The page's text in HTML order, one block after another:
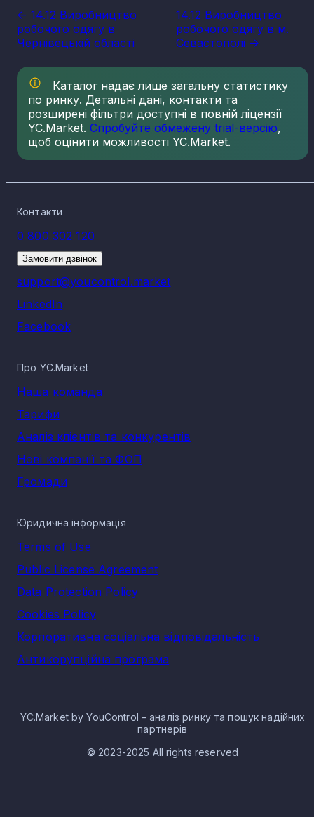
<- 14.12 Виробництво
робочого одягу в
Чернівецькій області
14.12 Виробництво
робочого одягу в м.
Севастополі ->
Каталог надає лише загальну статистику
по ринку. Детальні дані, контакти та
розширені фільтри доступні в повній ліцензії
YC.Market. Спробуйте обмежену trial-версію,
щоб оцінити можливості YC.Market.
Контакти
0 800 302 120
Замовити дзвінок
support@youcontrol.market
LinkedIn
Facebook
Про YC.Market
Наша команда
Тарифи
Аналіз клієнтів та конкурентів
Нові компанії та ФОП
Громади
Юридична інформація
Terms of Use
Public License Agreement
Data Protection Policy
Cookies Policy
Корпоративна соціальна відповідальність
Антикорупційна програма
YC.Market by YouControl – аналіз ринку та пошук надійних
партнерів
© 2023-2025 All rights reserved